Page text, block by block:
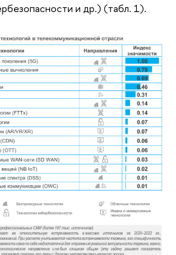
и др.) (табл. 1).